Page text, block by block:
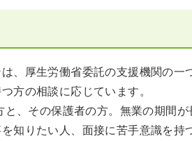
、厚生労働省委託の支援機関の一
方の相談に応じています。
、その保護者の方。無業の期間
知りたい人、面接に苦手意識を持